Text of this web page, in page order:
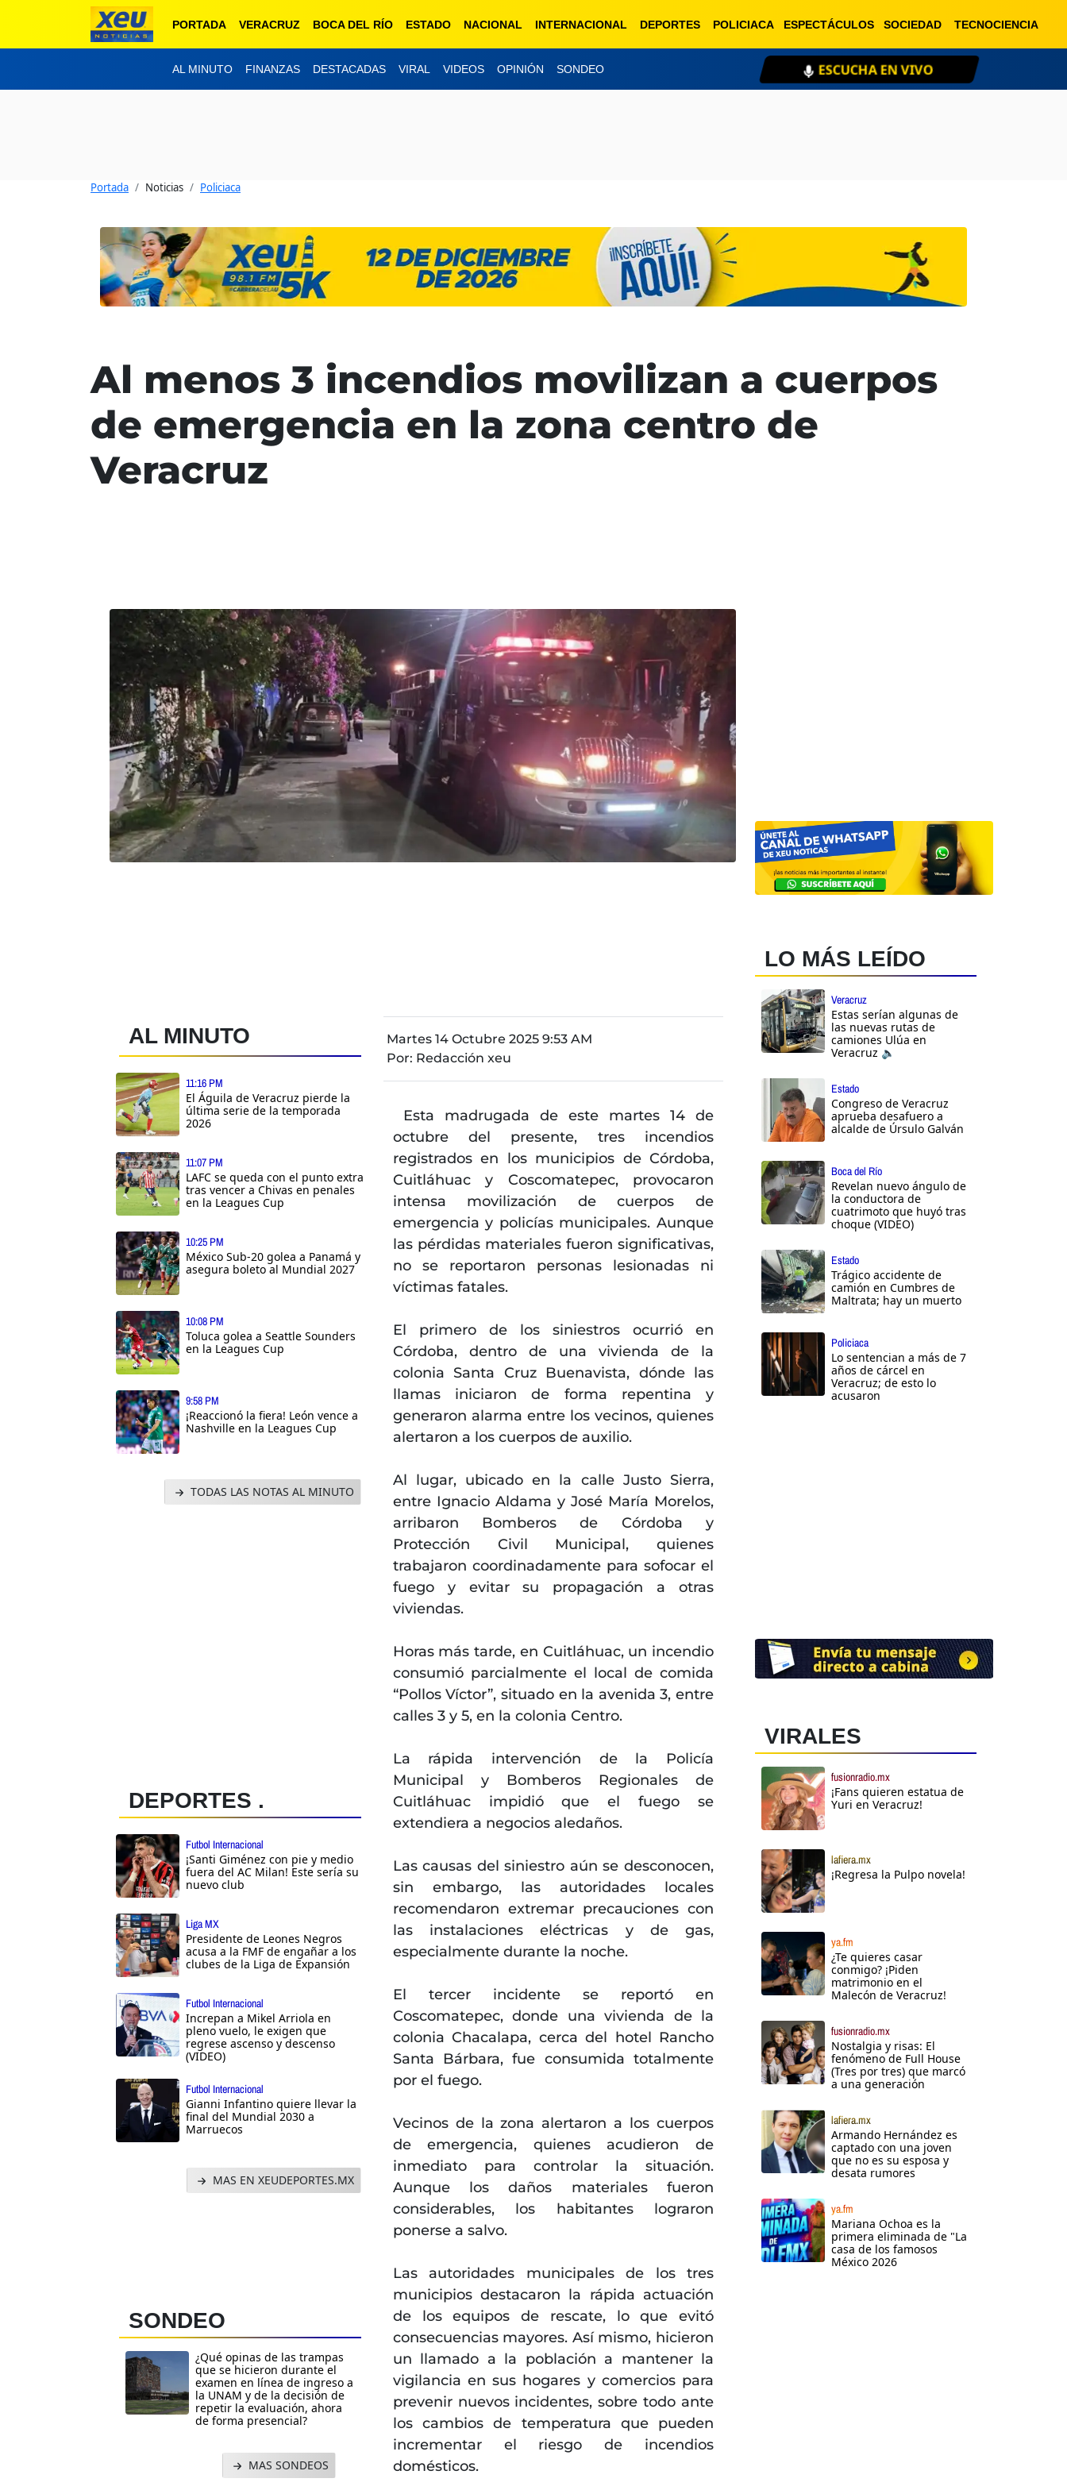
PORTADA VERACRUZ BOCA DEL RÍO ESTADO NACIONAL INTERNACIONAL DEPORTES POLICIACA ESPECTÁCULOS SOCIEDAD TECNOCIENCIA
AL MINUTO FINANZAS DESTACADAS VIRAL VIDEOS OPINIÓN SONDEO ESCUCHA EN VIVO
Portada Noticias Policiaca
Al menos 3 incendios movilizan a cuerpos
de emergencia en la zona centro de
Veracruz
AL MINUTO
11:16 PM
El Águila de Veracruz pierde la
última serie de la temporada
2026
11:07 PM
LAFC se queda con el punto extra
tras vencer a Chivas en penales
en la Leagues Cup
10:25 PM
México Sub-20 golea a Panamá y
asegura boleto al Mundial 2027
10:08 PM
Toluca golea a Seattle Sounders
en la Leagues Cup
9:58 PM
¡Reaccionó la fiera! León vence a
Nashville en la Leagues Cup
TODAS LAS NOTAS AL MINUTO
DEPORTES .
Futbol Internacional
¡Santi Giménez con pie y medio
fuera del AC Milan! Este sería su
nuevo club
Liga MX
Presidente de Leones Negros
acusa a la FMF de engañar a los
clubes de la Liga de Expansión
Futbol Internacional
Increpan a Mikel Arriola en
pleno vuelo, le exigen que
regrese ascenso y descenso
(VIDEO)
Futbol Internacional
Gianni Infantino quiere llevar la
final del Mundial 2030 a
Marruecos
MAS EN XEUDEPORTES.MX
SONDEO
¿Qué opinas de las trampas
que se hicieron durante el
examen en línea de ingreso a
la UNAM y de la decisión de
repetir la evaluación, ahora
de forma presencial?
MAS SONDEOS
Martes 14 Octubre 2025 9:53 AM
Por: Redacción xeu
Esta madrugada de este martes 14 de
octubre del presente, tres incendios
registrados en los municipios de Córdoba,
Cuitláhuac y Coscomatepec, provocaron
intensa movilización de cuerpos de
emergencia y policías municipales. Aunque
las pérdidas materiales fueron significativas,
no se reportaron personas lesionadas ni
víctimas fatales.
El primero de los siniestros ocurrió en
Córdoba, dentro de una vivienda de la
colonia Santa Cruz Buenavista, dónde las
llamas iniciaron de forma repentina y
generaron alarma entre los vecinos, quienes
alertaron a los cuerpos de auxilio.
Al lugar, ubicado en la calle Justo Sierra,
entre Ignacio Aldama y José María Morelos,
arribaron Bomberos de Córdoba y
Protección Civil Municipal, quienes
trabajaron coordinadamente para sofocar el
fuego y evitar su propagación a otras
viviendas.
Horas más tarde, en Cuitláhuac, un incendio
consumió parcialmente el local de comida
“Pollos Víctor”, situado en la avenida 3, entre
calles 3 y 5, en la colonia Centro.
La rápida intervención de la Policía
Municipal y Bomberos Regionales de
Cuitláhuac impidió que el fuego se
extendiera a negocios aledaños.
Las causas del siniestro aún se desconocen,
sin embargo, las autoridades locales
recomendaron extremar precauciones con
las instalaciones eléctricas y de gas,
especialmente durante la noche.
El tercer incidente se reportó en
Coscomatepec, donde una vivienda de la
colonia Chacalapa, cerca del hotel Rancho
Santa Bárbara, fue consumida totalmente
por el fuego.
Vecinos de la zona alertaron a los cuerpos
de emergencia, quienes acudieron de
inmediato para controlar la situación.
Aunque los daños materiales fueron
considerables, los habitantes lograron
ponerse a salvo.
Las autoridades municipales de los tres
municipios destacaron la rápida actuación
de los equipos de rescate, lo que evitó
consecuencias mayores. Así mismo, hicieron
un llamado a la población a mantener la
vigilancia en sus hogares y comercios para
prevenir nuevos incidentes, sobre todo ante
los cambios de temperatura que pueden
incrementar el riesgo de incendios
domésticos.
LO MÁS LEÍDO
Veracruz
Estas serían algunas de
las nuevas rutas de
camiones Ulúa en
Veracruz 🔈
Estado
Congreso de Veracruz
aprueba desafuero a
alcalde de Úrsulo Galván
Boca del Río
Revelan nuevo ángulo de
la conductora de
cuatrimoto que huyó tras
choque (VIDEO)
Estado
Trágico accidente de
camión en Cumbres de
Maltrata; hay un muerto
Policiaca
Lo sentencian a más de 7
años de cárcel en
Veracruz; de esto lo
acusaron
VIRALES
fusionradio.mx
¡Fans quieren estatua de
Yuri en Veracruz!
lafiera.mx
¡Regresa la Pulpo novela!
ya.fm
¿Te quieres casar
conmigo? ¡Piden
matrimonio en el
Malecón de Veracruz!
fusionradio.mx
Nostalgia y risas: El
fenómeno de Full House
(Tres por tres) que marcó
a una generación
lafiera.mx
Armando Hernández es
captado con una joven
que no es su esposa y
desata rumores
ya.fm
Mariana Ochoa es la
primera eliminada de "La
casa de los famosos
México 2026